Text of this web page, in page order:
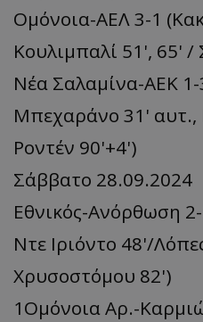
Ομόνοια-ΑΕΛ 3-1
Κουλιμπαλί 51', 65' /
Νέα Σαλαμίνα-ΑΕΚ
Μπεχαράνο 31'
Ροντέν 90'+4')
Σάββατο 28.09.2024
Εθνικός-Ανόρθωση
Ντε Ιριόντο 48'/
Χρυσοστόμου 82')
1Ομόνοια Αρ.-